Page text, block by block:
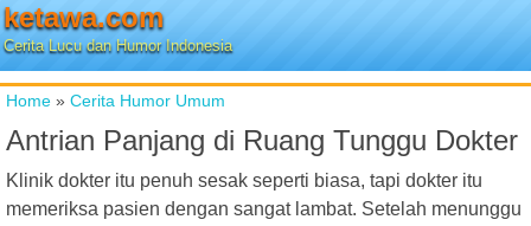
ketawa.com
Cerita Lucu dan Humor Indonesia
Home » Cerita Humor Umum
Antrian Panjang di Ruang Tunggu Dokter
Klinik dokter itu penuh sesak seperti biasa, tapi dokter itu
memeriksa pasien dengan sangat lambat. Setelah menunggu